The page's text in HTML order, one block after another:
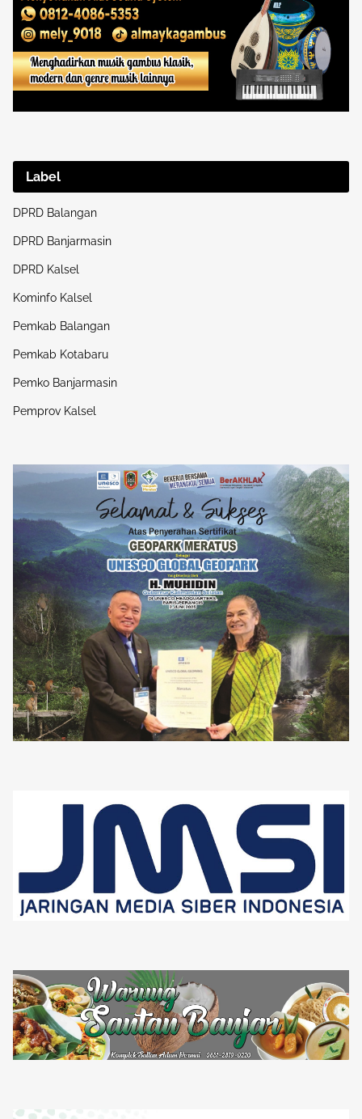
Label
DPRD Balangan
DPRD Banjarmasin
DPRD Kalsel
Kominfo Kalsel
Pemkab Balangan
Pemkab Kotabaru
Pemko Banjarmasin
Pemprov Kalsel